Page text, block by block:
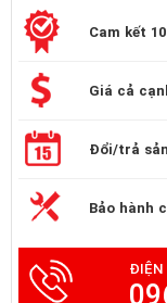
Cam kết
Giá cả
Đổi/trả
Bảo hành
ĐIỆN